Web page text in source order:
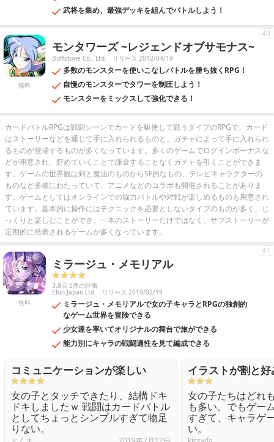
武将を集め、最強デッキを組んでバトルしよう！
無料
モンタワーズ ~レジェンドオブサモナス~
Buffstone Co., Ltd. リリース 2012/04/19
多数のモンスターを使いこなしバトルを勝ち抜くRPG！
自慢のモンスターでタワーを制圧しよう！
モンスターをミックスして強化できる！
40
カードバトルRPGは戦闘シーンでカードを駆使して戦うタイプのRPGで、カード
はストーリーなどを通じて手に入れられるものと、ガチャによって手に入れられ
るものが登場するものが多くなっています。多くのゲームでログインボーナスな
どが用意され、貯めていくことで課金することなくガチャを引くことができま
す。ゲームの世界観は剣と魔法のものからSF的なもの、テレビキャラクターの
ものなど多岐にわたっていて、アニメなどのコラボも開催されることがありま
す。ゲームとしてはオンラインでの協力バトルや対戦が楽しめるものも用意され
ています。基本的に操作にはテクニックを必要としないタイプのものが多く、じ
っくりと楽しむことができ、一本のストーリーだけではなく、サブストーリーが
定期的に発表されるゲームが多くなっています。
無料
ミラージュ・メモリアル
3.8点 5件の評価
Efun Japan Ltd. リリース 2019/02/19
ミラージュ・メモリアルで女の子キャラとRPGの独創的
なゲーム世界を冒険できる
少女達を率いてオリジナルの舞台で旅ができる
能力別にキャラの戦闘適性を見て編成できる
41
コミュニケーションが楽しい
女の子とタッチできたり、結構ドキ
ドキしましたｗ 戦闘はカードバトル
としてちょっとシンプルすぎて物足
りない。
イラストが割と好
女の子たちはどれ
も多い。でもゲー
すぎて、キャラゲ
い。